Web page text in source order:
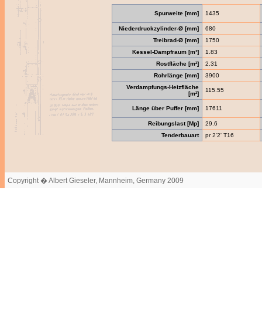
Spurweite [mm] 1435
Niederdruckzylinder-Ø [mm]
680
Treibrad-Ø [mm]
1750
Kessel-Dampfraum [m³]
1.83
Rostfläche [m²]
2.31
Rohrlänge [mm]
3900
Verdampfungs-Heizfläche
[m²]
115.55
Länge über Puffer [mm] 17611
Reibungslast [Mp]
29.6
Tenderbauart
pr 2'2' T16
Copyright � Albert Gieseler, Mannheim, Germany 2009